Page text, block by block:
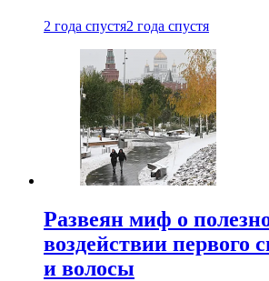
2 года спустя2 года спустя
Развеян миф о
воздействии первого
и волосы